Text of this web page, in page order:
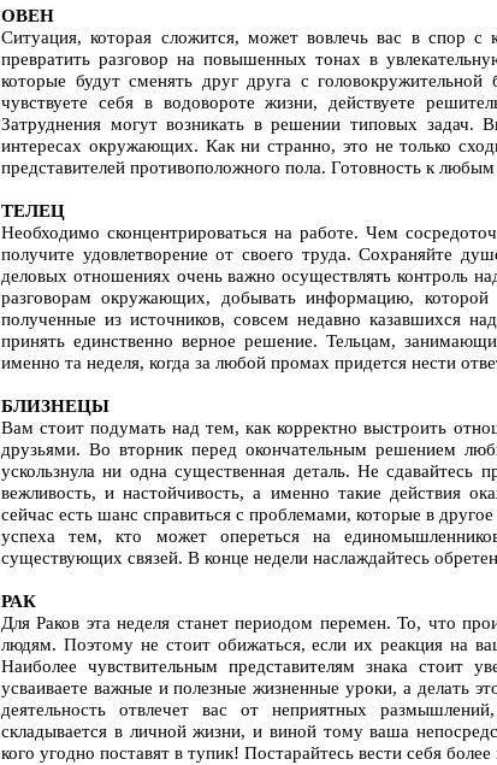
ОВЕН
Ситуация, которая сложится, может вовлечь вас в спор с
превратить разговор на повышенных тонах в
которые будут сменять друг друга с
чувствуете себя в водовороте жизни, действуете
Затруднения могут возникать в решении типовых
интересах окружающих. Как ни странно, это не только
представителей противоположного пола. Готовность к
ТЕЛЕЦ
Необходимо сконцентрироваться на работе. Чем
получите удовлетворение от своего труда. Сохраняйте
деловых отношениях очень важно осуществлять контроль
разговорам окружающих, добывать информацию, которой
полученные из источников, совсем недавно казавшихся
принять единственно верное решение. Тельцам,
именно та неделя, когда за любой промах придется нести
БЛИЗНЕЦЫ
Вам стоит подумать над тем, как корректно выстроить
друзьями. Во вторник перед окончательным решением
ускользнула ни одна существенная деталь. Не
вежливость, и настойчивость, а именно такие действия
сейчас есть шанс справиться с проблемами, которые в
успеха тем, кто может опереться на
существующих связей. В конце недели наслаждайтесь
РАК
Для Раков эта неделя станет периодом перемен. То, что
людям. Поэтому не стоит обижаться, если их реакция на
Наиболее чувствительным представителям знака
усваиваете важные и полезные жизненные уроки, а делать
деятельность отвлечет вас от неприятных
складывается в личной жизни, и виной тому ваша
кого угодно поставят в тупик! Постарайтесь вести себя